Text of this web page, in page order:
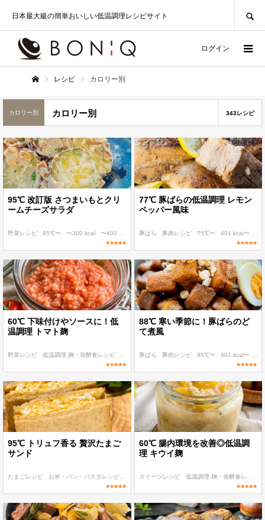
日本最大級の簡単おいしい低温調理レシピサイト
ログイン
レシピ カロリー別
カロリー別 カロリー別 343レシピ
95℃ 改訂版 さつまいもとクリ
ームチーズサラダ
野菜レシピ 95℃〜 〜300 kcal 〜400 kcal 糖質 40g以下
77℃ 豚ばらの低温調理 レモン
ペッパー風味
豚ばら 豚肉レシピ 75℃〜 401 kcal〜
60℃ 下味付けやソースに！低
温調理 トマト麹
野菜レシピ 低温調理 麹・発酵食レシピ 発酵食品レシピ 60℃〜 〜100 kcal
88℃ 寒い季節に！豚ばらのど
て煮風
豚ばら 豚肉レシピ 85℃〜 401 kcal〜
95℃ トリュフ香る 贅沢たまご
サンド
たまごレシピ お米・パン・パスタレシピ 95℃〜 401 kcal〜 糖質 40g以下
60℃ 腸内環境を改善◎低温調
理 キウイ麹
スイーツレシピ 低温調理 麹・発酵食レシピ